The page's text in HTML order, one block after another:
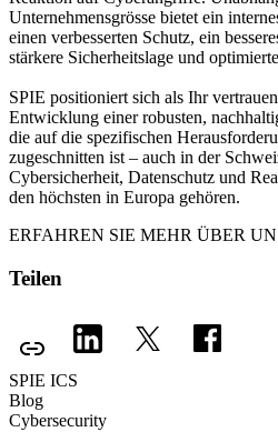
Unternehmensgrösse bietet ein
einen verbesserten Schutz, ein
stärkere Sicherheitslage und
SPIE positioniert sich als Ihr
Entwicklung einer robusten,
die auf die spezifischen
zugeschnitten ist – auch in der
Cybersicherheit, Datenschutz und
den höchsten in Europa gehören.
ERFAHREN SIE MEHR ÜBER
Teilen
SPIE ICS
Blog
Cybersecurity